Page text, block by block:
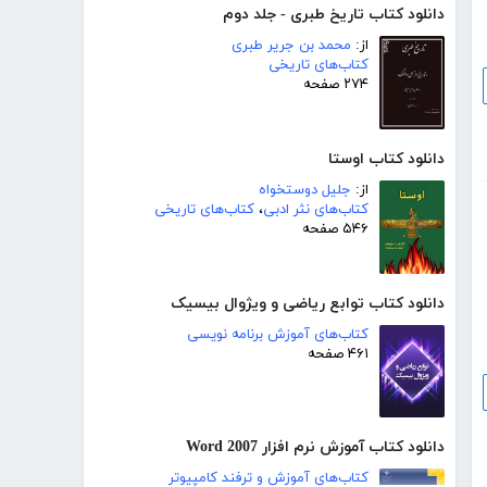
دانلود کتاب تاریخ طبری - جلد دوم
از: محمد بن جریر طبری
کتاب‌های تاریخی
۲۷۴ صفحه
دانلود کتاب اوستا
از: جلیل دوستخواه
کتاب‌های نثر ادبی، کتاب‌های تاریخی
۵۴۶ صفحه
دانلود کتاب توابع ریاضی و ویژوال بیسیک
کتاب‌های آموزش برنامه نویسی
۴۶۱ صفحه
دانلود کتاب آموزش نرم افزار Word 2007
کتاب‌های آموزش و ترفند کامپیوتر